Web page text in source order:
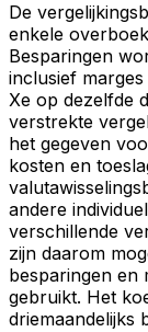
De
enkele
Besparingen
inclusief
Xe op dezelfde
verstrekte
het gegeven
kosten en
andere
verschillende
zijn daarom
besparingen en
gebruikt. Het
driemaandelijks